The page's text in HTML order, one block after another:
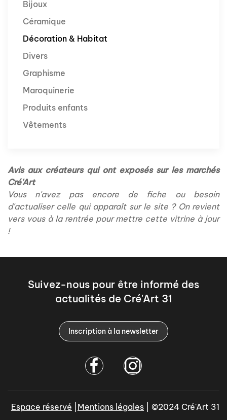
Bijoux
Céramique
Décoration & Habitat
Divers
Graphisme
Maroquinerie
Produits enfants
Vêtements
Avis aux créateurs qui ont exposés sur les marchés
Cré'Art
Vous n'avez pas encore de fiche ou besoin
d'actualiser celle qui apparaît sur le site ? On revient
vers vous à la rentrée pour mettre cette vitrine à jour
!
Suivez-nous pour être informé des
actualités de Cré'Art 31
Inscription à la newsletter
Espace réservé Mentions légales | ©2024 Cré'Art 31